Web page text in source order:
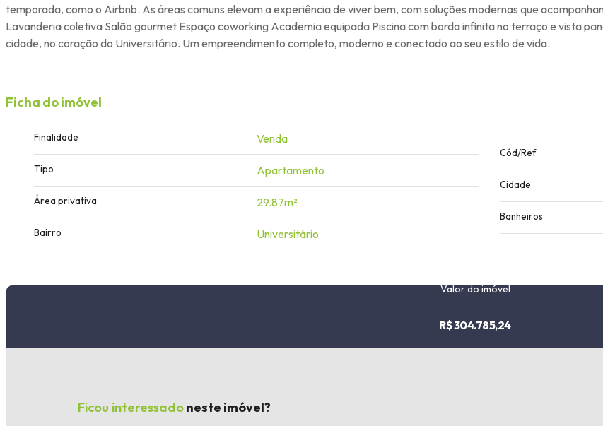
temporada, como o Airbnb. As áreas comuns elevam a experiência de viver bem, com soluções modernas que
Lavanderia coletiva Salão gourmet Espaço coworking Academia equipada Piscina com borda infinita no terraço e vista
cidade, no coração do Universitário. Um empreendimento completo, moderno e conectado ao seu estilo de vida.
Ficha do imóvel
Finalidade Venda
Tipo Apartamento
Área privativa 29.87m²
Bairro Universitário
Cód/Ref
Cidade
Banheiros
Valor do imóvel
R$ 304.785,24
Ficou interessadoneste imóvel?